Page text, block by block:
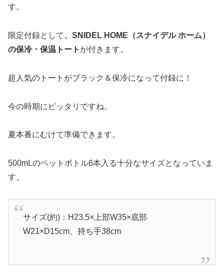
す。
限定付録として、SNIDEL HOME（スナイデル ホーム）
の保冷・保温トート が付きます。
超人気のトートがブラック＆保冷になって付録に！
今の時期にピッタリですね。
夏本番にむけて準備できます。
500mLのペットボトル6本入る十分なサイズとなっていま
す。
サイズ(約)：H23.5×上部W35×底部
W21×D15cm、持ち手38cm